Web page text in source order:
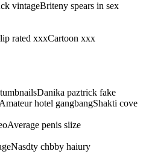
vintageBriteny spears in sex
rated xxxCartoon xxx
paztrick fake
hotel gangbangShakti cove
penis siize
chbby haiury